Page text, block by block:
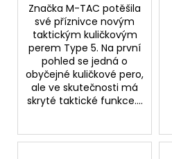
Značka M-TAC potěšila
své příznivce novým
taktickým kuličkovým
perem Type 5. Na první
pohled se jedná o
obyčejné kuličkové pero,
ale ve skutečnosti má
skryté taktické funkce....